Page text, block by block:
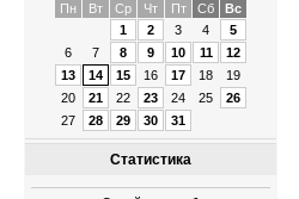
Пн
Вт Ср Чт Пт Сб
Вс
1
2 3 4
5
6
7 8 9 10 11
12
13
14 15 16 17 18
19
20
21 22 23 24 25
26
27
28 29 30 31
Статистика